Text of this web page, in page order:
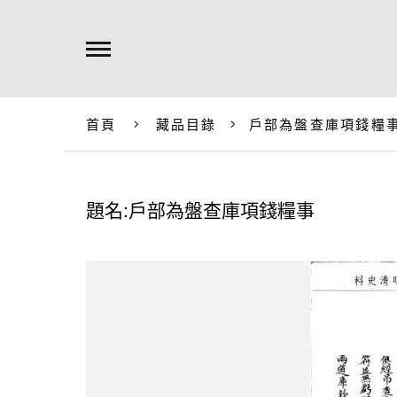
首頁 藏品目錄 戶部為盤查庫項錢糧
題名:戶部為盤查庫項錢糧事